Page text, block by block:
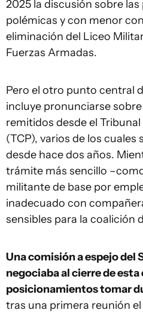
2025 la discusión sobre
polémicas y con menor
eliminación del Liceo
Fuerzas Armadas.
Pero el otro punto central
incluye pronunciarse
remitidos desde el
(TCP), varios de los cuales
desde hace dos años.
trámite más sencillo
militante de base por
inadecuado con
sensibles para la coalición
Una comisión a espejo
negociaba al cierre de
posicionamientos tomar
tras una primera reunión